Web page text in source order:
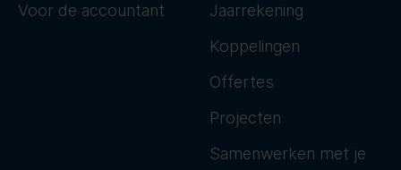
Voor de accountant
Jaarrekening
Koppelingen
Offertes
Projecten
Samenwerken met je